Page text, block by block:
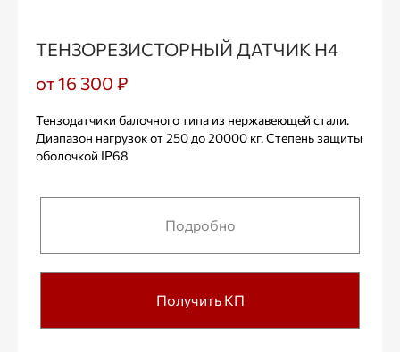
ТЕНЗОРЕЗИСТОРНЫЙ ДАТЧИК Н4
от 16 300 ₽
Тензодатчики балочного типа из нержавеющей стали.
Диапазон нагрузок от 250 до 20000 кг. Степень защиты
оболочкой IP68
Подробно
Получить КП